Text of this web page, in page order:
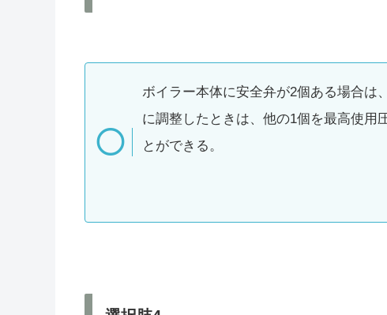
ボイラー本体に安全弁が2個ある場合は
に調整したときは、他の1個を最高使用
とができる。